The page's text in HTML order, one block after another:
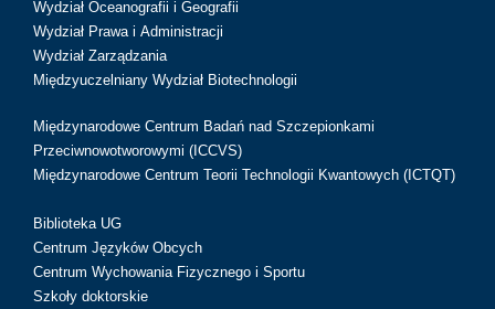
Wydział Oceanografii i Geografii
Wydział Prawa i Administracji
Wydział Zarządzania
Międzyuczelniany Wydział Biotechnologii
Międzynarodowe Centrum Badań nad Szczepionkami
Przeciwnowotworowymi (ICCVS)
Międzynarodowe Centrum Teorii Technologii Kwantowych (ICTQT)
Biblioteka UG
Centrum Języków Obcych
Centrum Wychowania Fizycznego i Sportu
Szkoły doktorskie